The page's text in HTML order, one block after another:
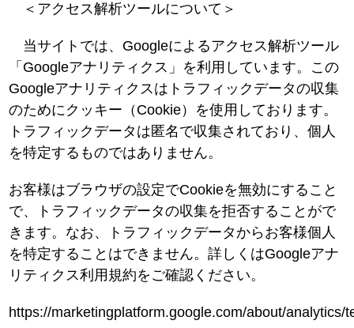
＜アクセス解析ツールについて＞
当サイトでは、Googleによるアクセス解析ツール
「Googleアナリティクス」を利用しています。この
Googleアナリティクスはトラフィックデータの収集
のためにクッキー（Cookie）を使用しております。
トラフィックデータは匿名で収集されており、個人
を特定するものではありません。
お客様はブラウザの設定でCookieを無効にすること
で、トラフィックデータの収集を拒否することがで
きます。なお、トラフィックデータからお客様個人
を特定することはできません。詳しくはGoogleアナ
リティクス利用規約をご確認ください。
https://marketingplatform.google.com/about/analytics/